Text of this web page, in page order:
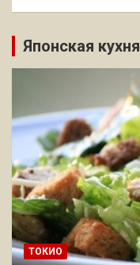
Японская кухня
ТОКИО